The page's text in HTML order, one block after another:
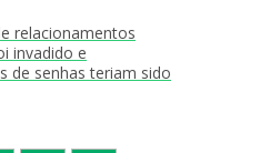
relacionamentos
invadido e
de senhas teriam sido